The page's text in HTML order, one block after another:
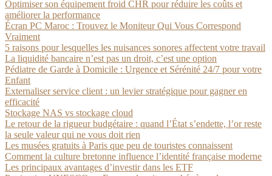
Optimiser son équipement froid CHR pour réduire les coûts et
améliorer la performance
Écran PC Maroc : Trouvez le Moniteur Qui Vous Correspond
Vraiment
5 raisons pour lesquelles les nuisances sonores affectent votre travail
La liquidité bancaire n’est pas un droit, c’est une option
Pédiatre de Garde à Domicile : Urgence et Sérénité 24/7 pour votre
Enfant
Externaliser service client : un levier stratégique pour gagner en
efficacité
Stockage NAS vs stockage cloud
Le retour de la rigueur budgétaire : quand l’État s’endette, l’or reste
la seule valeur qui ne vous doit rien
Les musées gratuits à Paris que peu de touristes connaissent
Comment la culture bretonne influence l’identité française moderne
Les principaux avantages d’investir dans les ETF